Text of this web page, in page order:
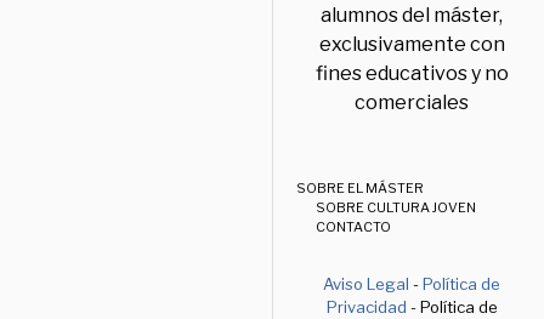
alumnos del máster,
exclusivamente con
fines educativos y no
comerciales
SOBRE EL MÁSTER
SOBRE CULTURA JOVEN
CONTACTO
Aviso Legal -Política de
Privacidad - Política de